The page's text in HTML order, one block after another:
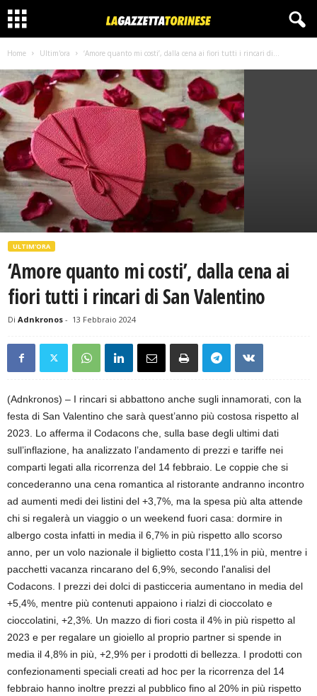
Home Ultim'ora ‘Amore quanto mi costi’, dalla cena ai fiori tutti i rincari di...
ULTIM'ORA
‘Amore quanto mi costi’, dalla cena ai
fiori tutti i rincari di San Valentino
Di Adnkronos - 13 Febbraio 2024
(Adnkronos) – I rincari si abbattono anche sugli innamorati, con la
festa di San Valentino che sarà quest’anno più costosa rispetto al
2023. Lo afferma il Codacons che, sulla base degli ultimi dati
sull’inflazione, ha analizzato l’andamento di prezzi e tariffe nei
comparti legati alla ricorrenza del 14 febbraio. Le coppie che si
concederanno una cena romantica al ristorante andranno incontro
ad aumenti medi dei listini del +3,7%, ma la spesa più alta attende
chi si regalerà un viaggio o un weekend fuori casa: dormire in
albergo costa infatti in media il 6,7% in più rispetto allo scorso
anno, per un volo nazionale il biglietto costa l’11,1% in più, mentre i
pacchetti vacanza rincarano del 6,9%, secondo l'analisi del
Codacons. I prezzi dei dolci di pasticceria aumentano in media del
+5,4%, mentre più contenuti appaiono i rialzi di cioccolato e
cioccolatini, +2,3%. Un mazzo di fiori costa il 4% in più rispetto al
2023 e per regalare un gioiello al proprio partner si spende in
media il 4,8% in più, +2,9% per i prodotti di bellezza. I prodotti con
confezionamenti speciali creati ad hoc per la ricorrenza del 14
febbraio hanno inoltre prezzi al pubblico fino al 20% in più rispetto